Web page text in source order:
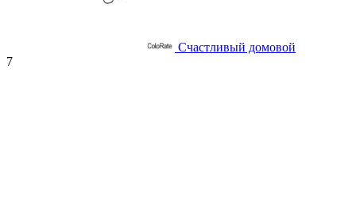
Счастливый домовой
7